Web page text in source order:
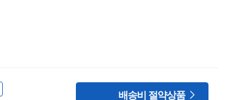
배송비 절약상품 